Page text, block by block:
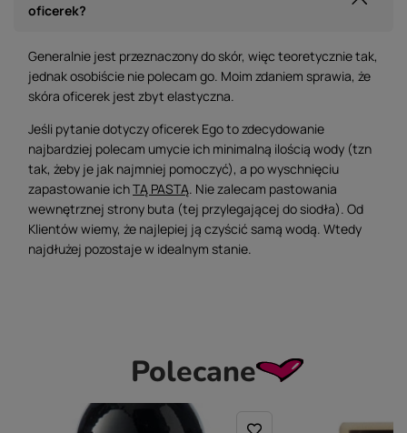
oficerek?
Generalnie jest przeznaczony do skór, więc teoretycznie tak,
jednak osobiście nie polecam go. Moim zdaniem sprawia, że
skóra oficerek jest zbyt elastyczna.
Jeśli pytanie dotyczy oficerek Ego to zdecydowanie
najbardziej polecam umycie ich minimalną ilością wody (tzn
tak, żeby je jak najmniej pomoczyć), a po wyschnięciu
zapastowanie ichTĄ PASTĄ. Nie zalecam pastowania
wewnętrznej strony buta (tej przylegającej do siodła). Od
Klientów wiemy, że najlepiej ją czyścić samą wodą. Wtedy
najdłużej pozostaje w idealnym stanie.
Polecane